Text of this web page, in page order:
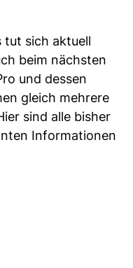
tut sich aktuell
beim nächsten
und dessen
gleich mehrere
sind alle bisher
Informationen